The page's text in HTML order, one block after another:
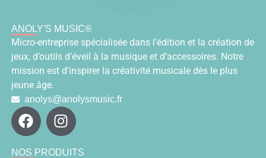
ANOLY'S MUSIC®
Micro-entreprise spécialisée dans l’édition et la création de
jeux, d’outils d’éveil à la musique et d’accessoires. Notre
mission est d’inspirer la créativité musicale dès le plus
jeune âge.
anolys@anolysmusic.fr
NOS PRODUITS